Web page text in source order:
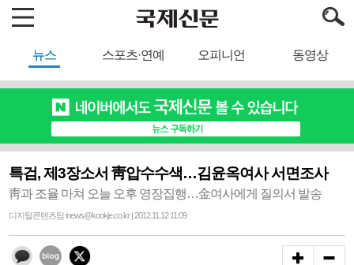
뉴스 스포츠·연예 오피니언 동영상
특검, 제3장소서 靑압수수색…김윤옥여사 서면조사
靑과 조율 마쳐 오늘 오후 영장집행…金여사에게 질의서 발송
디지털콘텐츠팀 inews@kookje.co.kr | 2012.11.12 11:09